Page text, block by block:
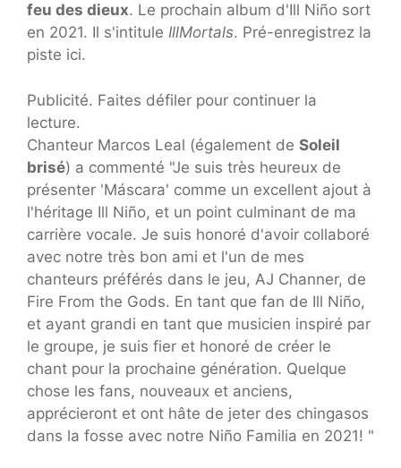
feu des dieux. Le prochain album d'Ill Niño sort
en 2021. Il s'intitule IllMortals. Pré-enregistrez la
piste ici.
Publicité. Faites défiler pour continuer la
lecture.
Chanteur Marcos Leal (également de Soleil
brisé) a commenté "Je suis très heureux de
présenter 'Máscara' comme un excellent ajout à
l'héritage Ill Niño, et un point culminant de ma
carrière vocale. Je suis honoré d'avoir collaboré
avec notre très bon ami et l'un de mes
chanteurs préférés dans le jeu, AJ Channer, de
Fire From the Gods. En tant que fan de Ill Niño,
et ayant grandi en tant que musicien inspiré par
le groupe, je suis fier et honoré de créer le
chant pour la prochaine génération. Quelque
chose les fans, nouveaux et anciens,
apprécieront et ont hâte de jeter des chingasos
dans la fosse avec notre Niño Familia en 2021! "